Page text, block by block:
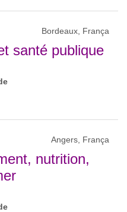
Bordeaux, França
santé publique
Angers, França
nutrition,